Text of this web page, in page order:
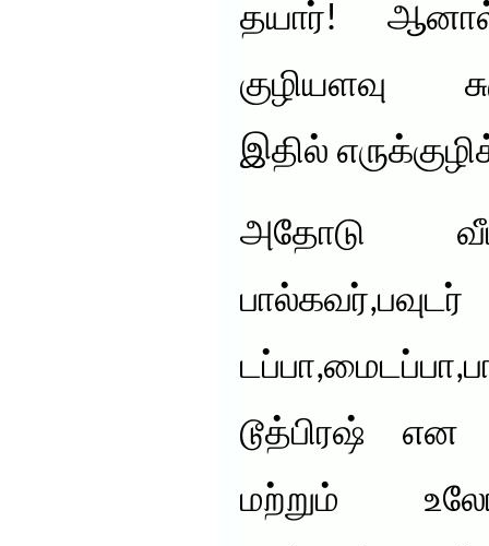
தயார்!
குழியளவு
இதில்
அதோடு
பால்கவர்,பவுடர்
டூத்பிரஷ் என
மற்றும்